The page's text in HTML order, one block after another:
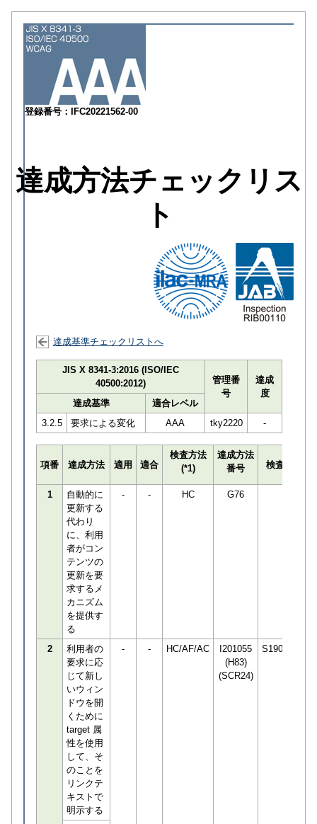
登録番号：IFC20221562-00
達成方法チェックリス
ト
達成基準チェックリストへ
JIS X 8341-3:2016 (ISO/IEC
40500:2012)
管理番
号
達成
度
達成基準
適合レベル
3.2.5
要求による変化 AAA tky2220 -
項番 達成方法 適用 適合
検査方法
(*1)
達成方法
番号
検査員
1
自動的に
更新する
代わり
に、利用
者がコン
テンツの
更新を要
求するメ
カニズム
を提供す
る
- - HC G76
2
利用者の
要求に応
じて新し
いウィン
ドウを開
くために
target 属
性を使用
して、そ
のことを
リンクテ
キストで
明示する
- - HC/AF/AC
I201055
(H83)
(SCR24)
S190466